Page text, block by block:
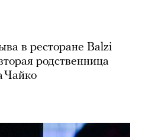
в ресторане Balzi
родственница
Чайко